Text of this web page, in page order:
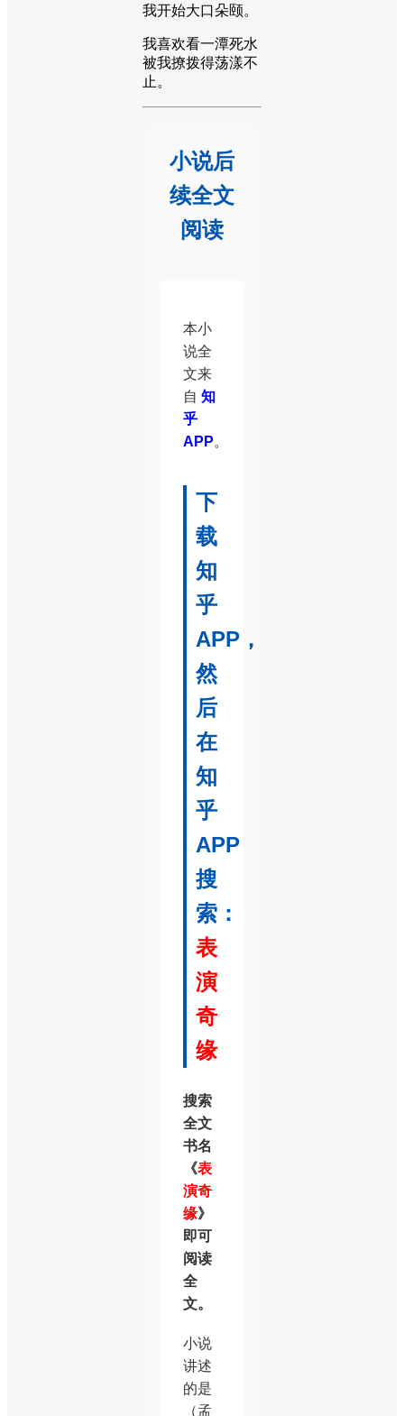
我开始大口朵颐。
我喜欢看一潭死水
被我撩拨得荡漾不
止。
小说后
续全文
阅读
本小
说全
文来
自 知
乎
APP。
下
载
知
乎
APP，
然
后
在
知
乎
APP
搜
索：
表
演
奇
缘
搜索
全文
书名
《表
演奇
缘》
即可
阅读
全
文。
小说
讲述
的是
（孟